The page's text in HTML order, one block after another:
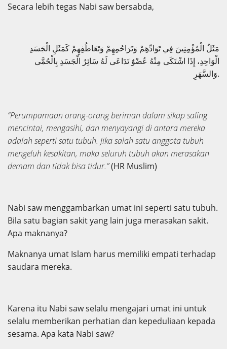
Secara lebih tegas Nabi saw bersabda,
مَثَلُ الْمُؤْمِنِينَ فِي تَوَادِّهِمْ وَتَرَاحُمِهِمْ وَتَعَاطُفِهِمْ كَمَثَلِ الْجَسَدِ
الْوَاحِدِ، إِذَا اشْتَكَى مِنْهُ عُضْوٌ تَدَاعَى لَهُ سَائِرُ الْجَسَدِ بِالْحُمَّى
وَالسَّهَرِ.
“Perumpamaan orang-orang beriman dalam sikap saling
mencintai, mengasihi, dan menyayangi di antara mereka
adalah seperti satu tubuh. Jika salah satu anggota tubuh
mengeluh kesakitan, maka seluruh tubuh akan merasakan
demam dan tidak bisa tidur.”(HR Muslim)
Nabi saw menggambarkan umat ini seperti satu tubuh.
Bila satu bagian sakit yang lain juga merasakan sakit.
Apa maknanya?
Maknanya umat Islam harus memiliki empati terhadap
saudara mereka.
Karena itu Nabi saw selalu mengajari umat ini untuk
selalu memberikan perhatian dan kepeduliaan kepada
sesama. Apa kata Nabi saw?